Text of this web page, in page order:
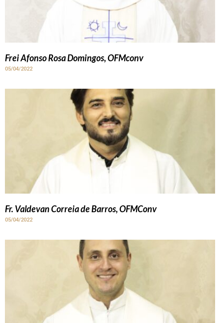
Frei Afonso Rosa Domingos, OFMconv
05/04/2022
Fr. Valdevan Correia de Barros, OFMConv
05/04/2022